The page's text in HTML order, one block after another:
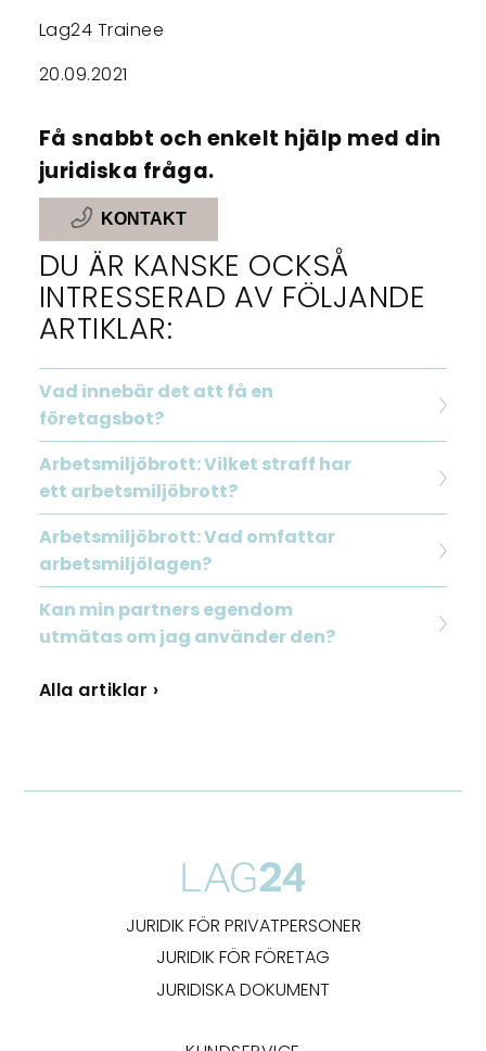
Lag24 Trainee
20.09.2021
Få snabbt och enkelt hjälp med din
juridiska fråga.
KONTAKT
DU ÄR KANSKE OCKSÅ
INTRESSERAD AV FÖLJANDE
ARTIKLAR:
Vad innebär det att få en
företagsbot?
Arbetsmiljöbrott: Vilket straff har
ett arbetsmiljöbrott?
Arbetsmiljöbrott: Vad omfattar
arbetsmiljölagen?
Kan min partners egendom
utmätas om jag använder den?
Alla artiklar ›
JURIDIK FÖR PRIVATPERSONER
JURIDIK FÖR FÖRETAG
JURIDISKA DOKUMENT